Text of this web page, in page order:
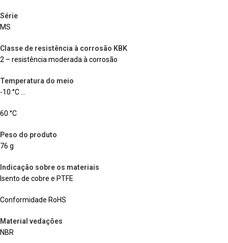
Série
MS
Classe de resistência à corrosão KBK
2 – resistência moderada à corrosão
Temperatura do meio
-10 °C …
60 °C
Peso do produto
76 g
Indicação sobre os materiais
Isento de cobre e PTFE
Conformidade RoHS
Material vedações
NBR